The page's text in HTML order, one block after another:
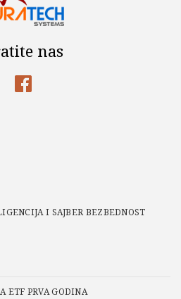
nas
I SAJBER BEZBEDNOST
ETF PRVA GODINA